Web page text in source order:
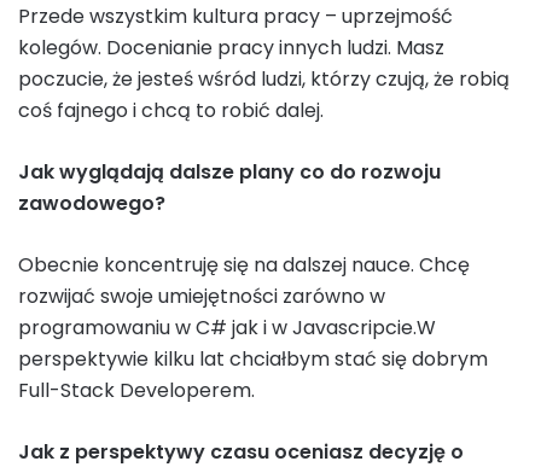
Przede wszystkim kultura pracy – uprzejmość
kolegów. Docenianie pracy innych ludzi. Masz
poczucie, że jesteś wśród ludzi, którzy czują, że robią
coś fajnego i chcą to robić dalej.
Jak wyglądają dalsze plany co do rozwoju
zawodowego?
Obecnie koncentruję się na dalszej nauce. Chcę
rozwijać swoje umiejętności zarówno w
programowaniu w C# jak i w Javascripcie.W
perspektywie kilku lat chciałbym stać się dobrym
Full-Stack Developerem.
Jak z perspektywy czasu oceniasz decyzję o